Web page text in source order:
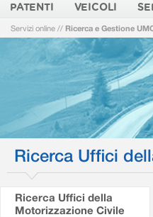
PATENTI VEICOLI
Servizi online // Ricerca e Gestione
Ricerca Uffici
Ricerca Uffici della
Motorizzazione Civile